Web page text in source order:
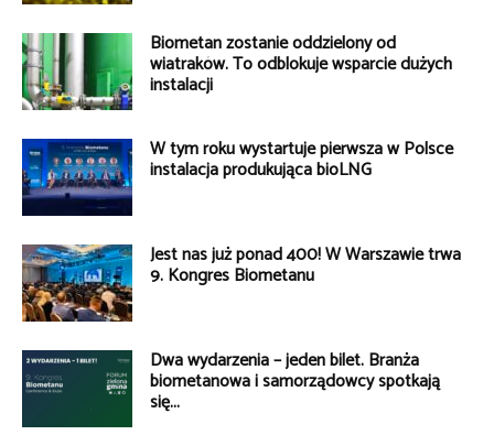
Biometan zostanie oddzielony od
wiatraków. To odblokuje wsparcie dużych
instalacji
W tym roku wystartuje pierwsza w Polsce
instalacja produkująca bioLNG
Jest nas już ponad 400! W Warszawie trwa
9. Kongres Biometanu
Dwa wydarzenia – jeden bilet. Branża
biometanowa i samorządowcy spotkają
się...